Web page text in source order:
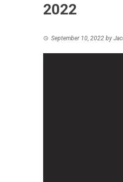
2022
September 10, 2022 by